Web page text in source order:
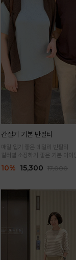
간절기 기본 반팔티
매일 입기 좋은 데일리 반팔티
컬러별 소장하기 좋은 기본 아이
10% 15,300 17,000